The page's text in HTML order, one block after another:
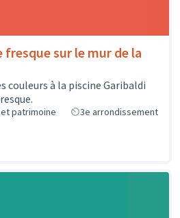
fresque sur le mur de la
couleurs à la piscine Garibaldi
patrimoine
3e arrondissement